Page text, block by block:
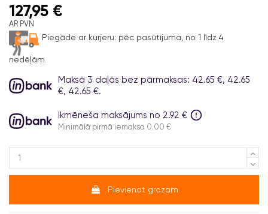
127,95 €
AR PVN
Piegāde ar kurjeru: pēc pasūtījuma, no 1 līdz 4
nedēļām
Maksā 3 daļās bez pārmaksas: 42.65 €, 42.65
€, 42.65 €.
Ikmēneša maksājums no 2.92 €
Minimālā pirmā iemaksa 0.00 €
Pievienot grozam